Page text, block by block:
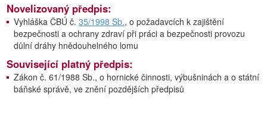
Novelizovaný předpis:
Vyhláška ČBÚ č. 35/1998 Sb., o požadavcích k zajištění
bezpečnosti a ochrany zdraví při práci a bezpečnosti provozu
důlní dráhy hnědouhelného lomu
Související platný předpis:
Zákon č. 61/1988 Sb., o hornické činnosti, výbušninách a o státní
báňské správě, ve znění pozdějších předpisů